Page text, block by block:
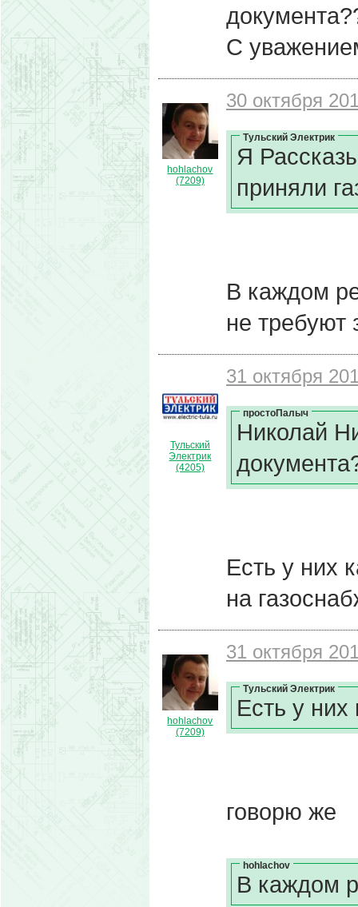
С
hohlachov
(7209)
30 октября
Тульский Электрик
Я
приняли
В каждом
не требуют
Тульский
Электрик
(4205)
31 октября
простоПалыч
Николай
Есть у них
на
hohlachov
(7209)
31 октября
Тульский Электрик
Есть у них
говорю же
hohlachov
В каждом